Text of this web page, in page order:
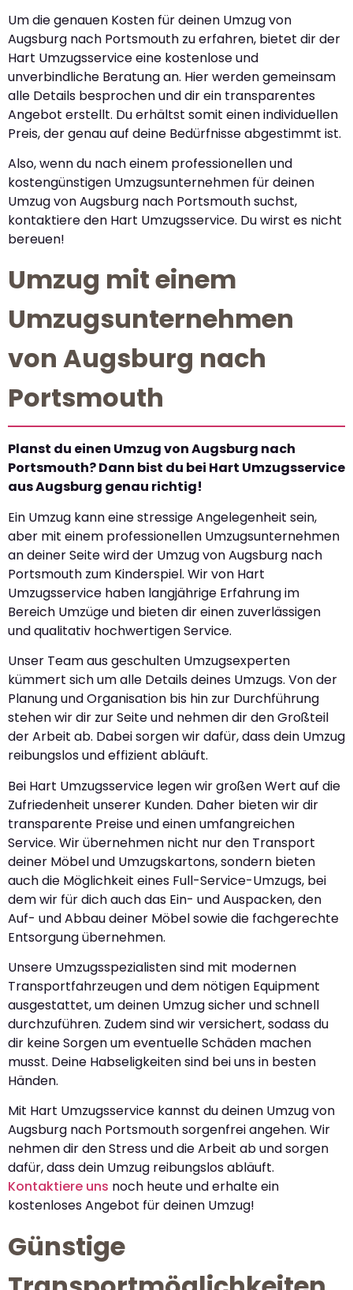
Um die genauen Kosten für deinen Umzug von
Augsburg nach Portsmouth zu erfahren, bietet dir der
Hart Umzugsservice eine kostenlose und
unverbindliche Beratung an. Hier werden gemeinsam
alle Details besprochen und dir ein transparentes
Angebot erstellt. Du erhältst somit einen individuellen
Preis, der genau auf deine Bedürfnisse abgestimmt ist.
Also, wenn du nach einem professionellen und
kostengünstigen Umzugsunternehmen für deinen
Umzug von Augsburg nach Portsmouth suchst,
kontaktiere den Hart Umzugsservice. Du wirst es nicht
bereuen!
Umzug mit einem
Umzugsunternehmen
von Augsburg nach
Portsmouth
Planst du einen Umzug von Augsburg nach
Portsmouth? Dann bist du bei Hart Umzugsservice
aus Augsburg genau richtig!
Ein Umzug kann eine stressige Angelegenheit sein,
aber mit einem professionellen Umzugsunternehmen
an deiner Seite wird der Umzug von Augsburg nach
Portsmouth zum Kinderspiel. Wir von Hart
Umzugsservice haben langjährige Erfahrung im
Bereich Umzüge und bieten dir einen zuverlässigen
und qualitativ hochwertigen Service.
Unser Team aus geschulten Umzugsexperten
kümmert sich um alle Details deines Umzugs. Von der
Planung und Organisation bis hin zur Durchführung
stehen wir dir zur Seite und nehmen dir den Großteil
der Arbeit ab. Dabei sorgen wir dafür, dass dein Umzug
reibungslos und effizient abläuft.
Bei Hart Umzugsservice legen wir großen Wert auf die
Zufriedenheit unserer Kunden. Daher bieten wir dir
transparente Preise und einen umfangreichen
Service. Wir übernehmen nicht nur den Transport
deiner Möbel und Umzugskartons, sondern bieten
auch die Möglichkeit eines Full-Service-Umzugs, bei
dem wir für dich auch das Ein- und Auspacken, den
Auf- und Abbau deiner Möbel sowie die fachgerechte
Entsorgung übernehmen.
Unsere Umzugsspezialisten sind mit modernen
Transportfahrzeugen und dem nötigen Equipment
ausgestattet, um deinen Umzug sicher und schnell
durchzuführen. Zudem sind wir versichert, sodass du
dir keine Sorgen um eventuelle Schäden machen
musst. Deine Habseligkeiten sind bei uns in besten
Händen.
Mit Hart Umzugsservice kannst du deinen Umzug von
Augsburg nach Portsmouth sorgenfrei angehen. Wir
nehmen dir den Stress und die Arbeit ab und sorgen
dafür, dass dein Umzug reibungslos abläuft.
Kontaktiere uns noch heute und erhalte ein
kostenloses Angebot für deinen Umzug!
Günstige